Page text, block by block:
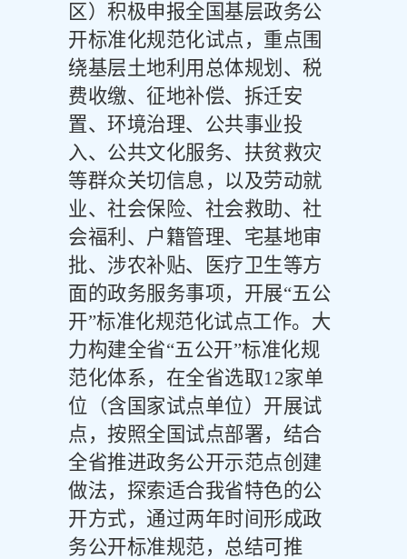
区）积极申报全国基层政务公
开标准化规范化试点，重点围
绕基层土地利用总体规划、税
费收缴、征地补偿、拆迁安
置、环境治理、公共事业投
入、公共文化服务、扶贫救灾
等群众关切信息，以及劳动就
业、社会保险、社会救助、社
会福利、户籍管理、宅基地审
批、涉农补贴、医疗卫生等方
面的政务服务事项，开展“五公
开”标准化规范化试点工作。大
力构建全省“五公开”标准化规
范化体系，在全省选取12家单
位（含国家试点单位）开展试
点，按照全国试点部署，结合
全省推进政务公开示范点创建
做法，探索适合我省特色的公
开方式，通过两年时间形成政
务公开标准规范，总结可推